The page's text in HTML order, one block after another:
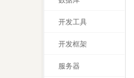
开发工具
开发框架
服务器